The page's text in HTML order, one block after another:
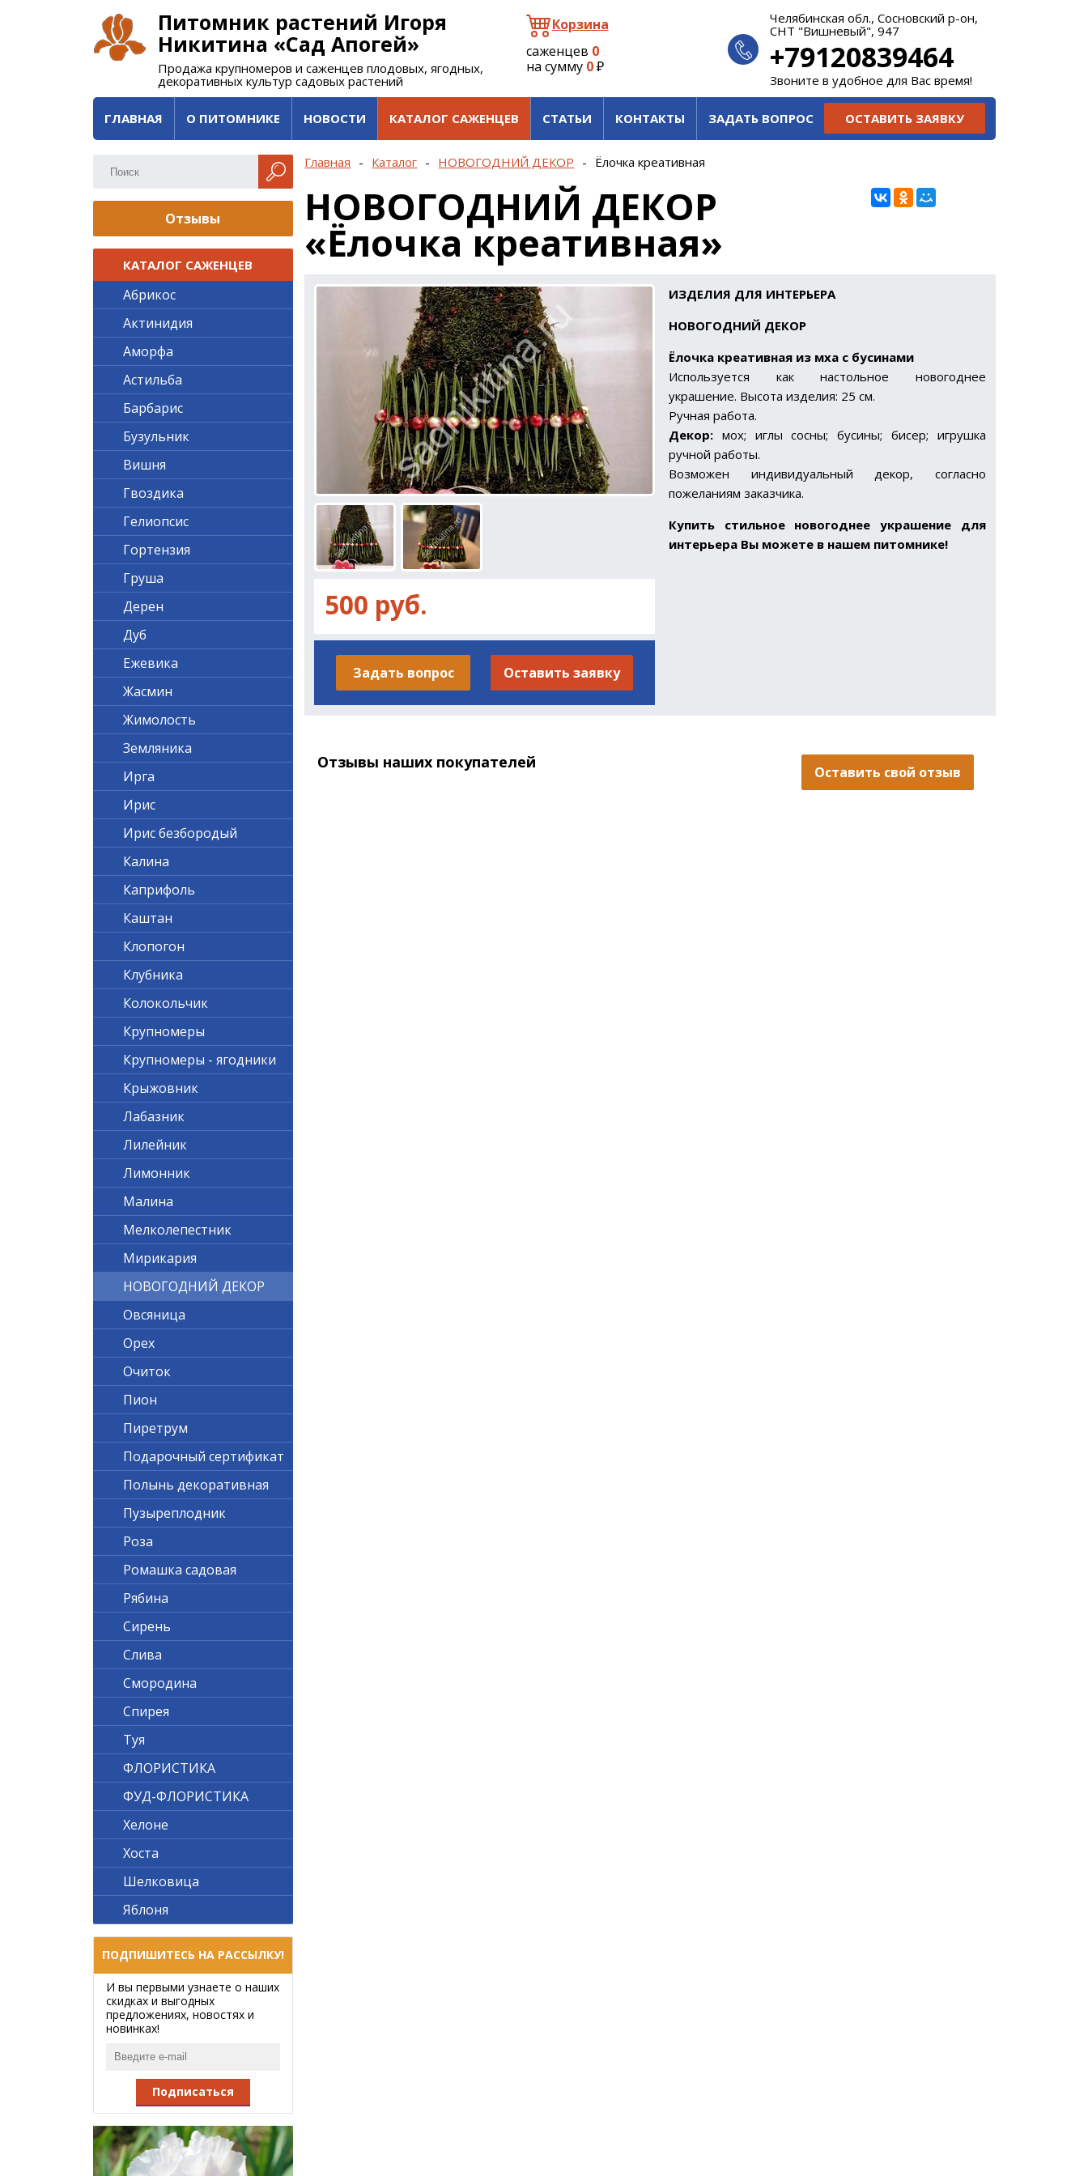
Питомник растений Игоря
Никитина «Сад Апогей»
Продажа крупномеров и саженцев плодовых, ягодных,
декоративных культур садовых растений
Челябинская обл., Сосновский р-он,
СНТ "Вишневый", 947
+79120839464
Звоните в удобное для Вас время!
Корзина
саженцев 0
на сумму 0₽
ГЛАВНАЯ О ПИТОМНИКЕ НОВОСТИ КАТАЛОГ САЖЕНЦЕВ СТАТЬИ КОНТАКТЫ ЗАДАТЬ ВОПРОС ОСТАВИТЬ ЗАЯВКУ
Главная - Каталог - НОВОГОДНИЙ ДЕКОР - Ёлочка креативная
НОВОГОДНИЙ ДЕКОР
«Ёлочка креативная»
500 руб.
Задать вопрос Оставить заявку
ИЗДЕЛИЯ ДЛЯ ИНТЕРЬЕРА
НОВОГОДНИЙ ДЕКОР
Ёлочка креативная из мха с бусинами
Используется как настольное новогоднее
украшение. Высота изделия: 25 см.
Ручная работа.
Декор: мох; иглы сосны; бусины; бисер; игрушка
ручной работы.
Возможен индивидуальный декор, согласно
пожеланиям заказчика.
Купить стильное новогоднее украшение для
интерьера Вы можете в нашем питомнике!
Оставить свой отзыв
Отзывы наших покупателей
Отзывы
КАТАЛОГ САЖЕНЦЕВ
Абрикос
Актинидия
Аморфа
Астильба
Барбарис
Бузульник
Вишня
Гвоздика
Гелиопсис
Гортензия
Груша
Дерен
Дуб
Ежевика
Жасмин
Жимолость
Земляника
Ирга
Ирис
Ирис безбородый
Калина
Каприфоль
Каштан
Клопогон
Клубника
Колокольчик
Крупномеры
Крупномеры - ягодники
Крыжовник
Лабазник
Лилейник
Лимонник
Малина
Мелколепестник
Мирикария
НОВОГОДНИЙ ДЕКОР
Овсяница
Орех
Очиток
Пион
Пиретрум
Подарочный сертификат
Полынь декоративная
Пузыреплодник
Роза
Ромашка садовая
Рябина
Сирень
Слива
Смородина
Спирея
Туя
ФЛОРИСТИКА
ФУД-ФЛОРИСТИКА
Хелоне
Хоста
Шелковица
Яблоня
ПОДПИШИТЕСЬ НА РАССЫЛКУ!
И вы первыми узнаете о наших
скидках и выгодных
предложениях, новостях и
новинках!
Подписаться